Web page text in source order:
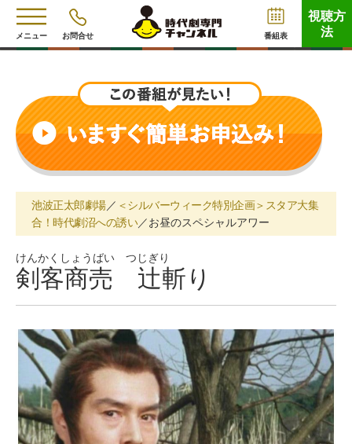
メニュー お問合せ 番組表
視聴方
法
池波正太郎劇場／ ＜シルバーウィーク特別企画＞スタア大集
合！時代劇沼への誘い／お昼のスペシャルアワー
けんかくしょうばい つじぎり
剣客商売 辻斬り